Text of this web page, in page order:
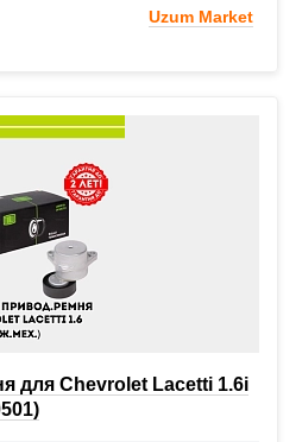
Uzum Market
для Chevrolet Lacetti 1.6i